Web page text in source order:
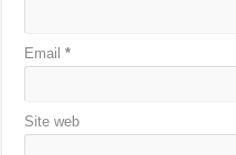
Email*
Site web